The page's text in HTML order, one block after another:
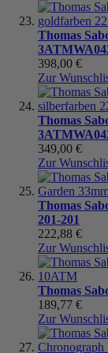
Thomas
3ATM
398,00 €
Zur
Thomas
3ATM
349,00 €
Zur
Thomas
201-201
222,88 €
Zur
Thomas
189,77 €
Zur